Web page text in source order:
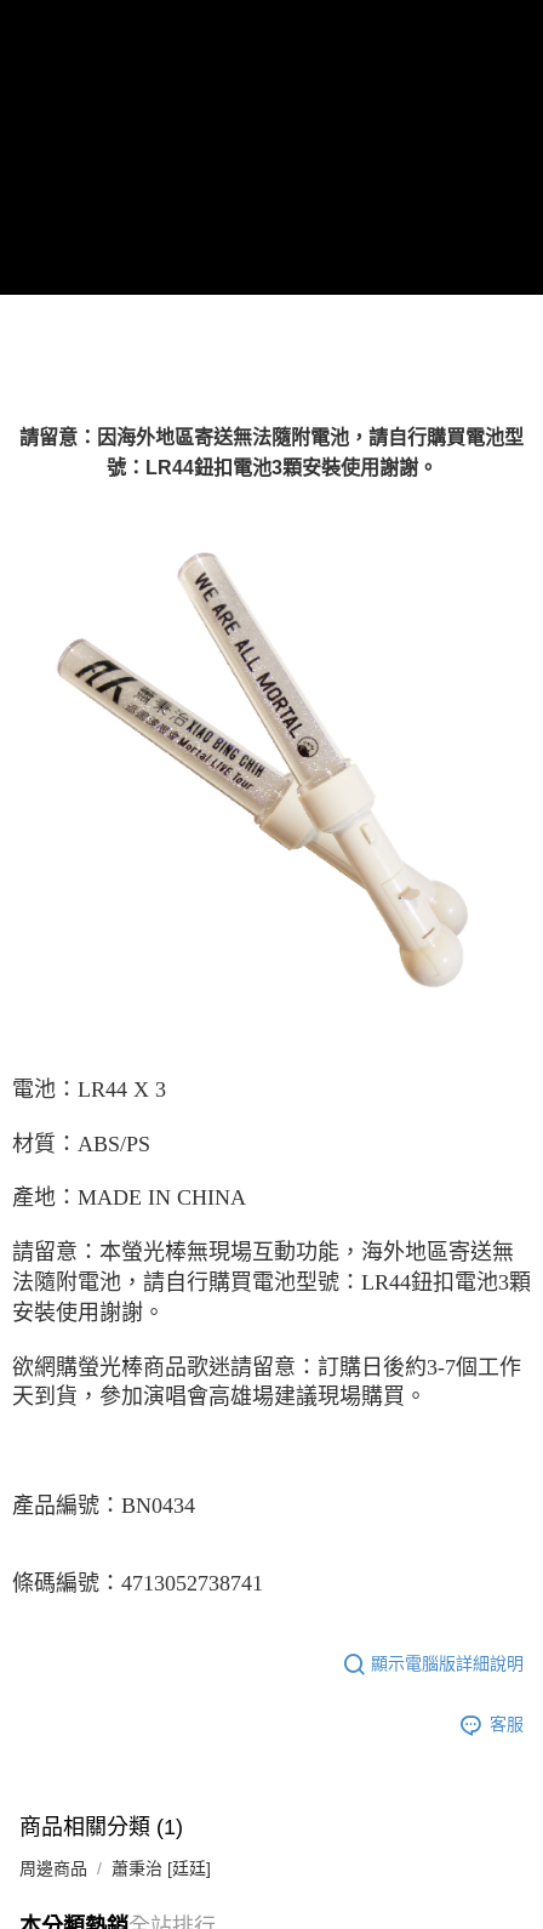
請留意：因海外地區寄送無法隨附電池，請自行購買電池型
號：LR44鈕扣電池3顆安裝使用謝謝。
電池： LR44 X 3
材質： ABS/PS
產地： MADE IN CHINA
請留意：本螢光棒無現場互動功能 ，海外地區寄送無
法隨附電池，請自行購買電池型號：LR44鈕扣電池3顆
安裝使用謝謝。
欲網購螢光棒商品歌迷請留意：訂購日後約3-7個工作
天到貨，參加演唱會高雄場建議現場購買。
產品編號：BN0434
條碼編號：4713052738741
顯示電腦版詳細說明
客服
商品相關分類 (1)
周邊商品 蕭秉治 [廷廷]